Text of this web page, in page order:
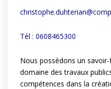
Tél : 0608465300
Nous possèdons un
domaine des travaux
compétences dans la